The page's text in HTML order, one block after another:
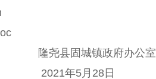
隆尧县固城镇政府办公室
年5月 28 日